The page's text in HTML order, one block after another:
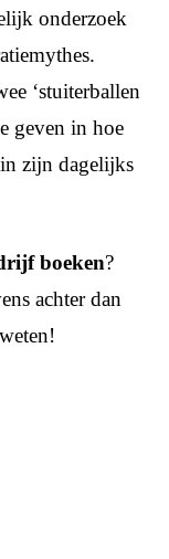
onderzoek
‘stuiterballen
geven in hoe
zijn dagelijks
boeken?
achter dan